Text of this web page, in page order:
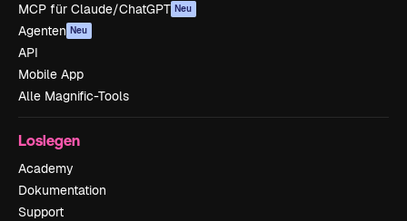
MCP für Claude/ChatGPT Neu
Agenten Neu
API
Mobile App
Alle Magnific-Tools
Loslegen
Academy
Dokumentation
Support